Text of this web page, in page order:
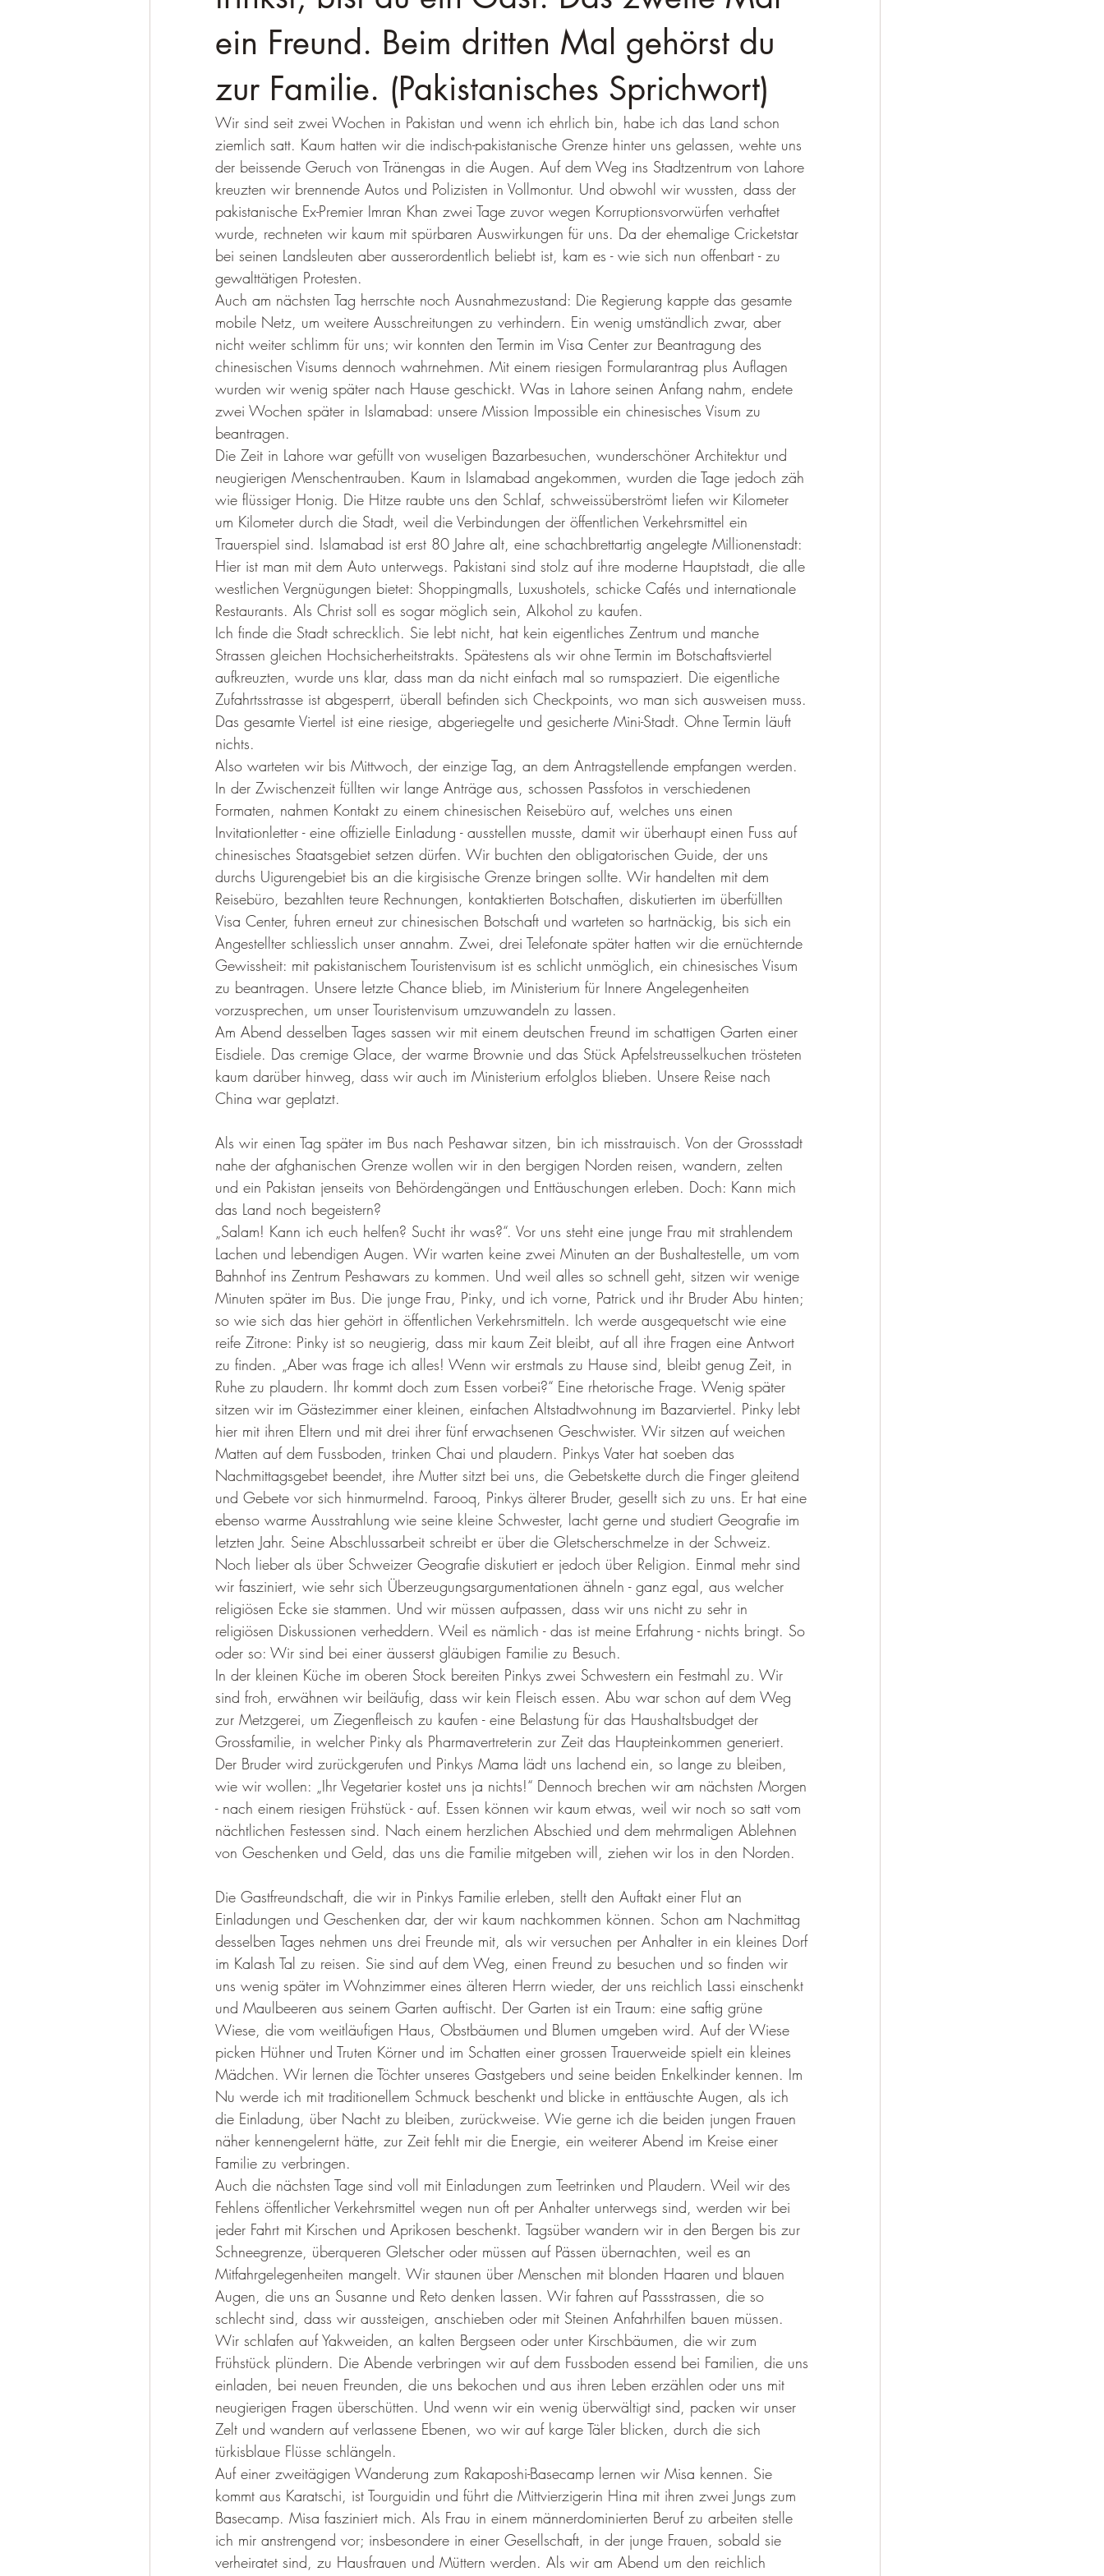
ein Freund. Beim dritten Mal gehörst du
zur Familie. (Pakistanisches Sprichwort)
Wir sind seit zwei Wochen in Pakistan und wenn ich ehrlich bin, habe ich das Land schon
ziemlich satt. Kaum hatten wir die indisch-pakistanische Grenze hinter uns gelassen, wehte uns
der beissende Geruch von Tränengas in die Augen. Auf dem Weg ins Stadtzentrum von Lahore
kreuzten wir brennende Autos und Polizisten in Vollmontur. Und obwohl wir wussten, dass der
pakistanische Ex-Premier Imran Khan zwei Tage zuvor wegen Korruptionsvorwürfen verhaftet
wurde, rechneten wir kaum mit spürbaren Auswirkungen für uns. Da der ehemalige Cricketstar
bei seinen Landsleuten aber ausserordentlich beliebt ist, kam es - wie sich nun offenbart - zu
gewalttätigen Protesten.
Auch am nächsten Tag herrschte noch Ausnahmezustand: Die Regierung kappte das gesamte
mobile Netz, um weitere Ausschreitungen zu verhindern. Ein wenig umständlich zwar, aber
nicht weiter schlimm für uns; wir konnten den Termin im Visa Center zur Beantragung des
chinesischen Visums dennoch wahrnehmen. Mit einem riesigen Formularantrag plus Auflagen
wurden wir wenig später nach Hause geschickt. Was in Lahore seinen Anfang nahm, endete
zwei Wochen später in Islamabad: unsere Mission Impossible ein chinesisches Visum zu
beantragen.
Die Zeit in Lahore war gefüllt von wuseligen Bazarbesuchen, wunderschöner Architektur und
neugierigen Menschentrauben. Kaum in Islamabad angekommen, wurden die Tage jedoch zäh
wie flüssiger Honig. Die Hitze raubte uns den Schlaf, schweissüberströmt liefen wir Kilometer
um Kilometer durch die Stadt, weil die Verbindungen der öffentlichen Verkehrsmittel ein
Trauerspiel sind. Islamabad ist erst 80 Jahre alt, eine schachbrettartig angelegte Millionenstadt:
Hier ist man mit dem Auto unterwegs. Pakistani sind stolz auf ihre moderne Hauptstadt, die alle
westlichen Vergnügungen bietet: Shoppingmalls, Luxushotels, schicke Cafés und internationale
Restaurants. Als Christ soll es sogar möglich sein, Alkohol zu kaufen.
Ich finde die Stadt schrecklich. Sie lebt nicht, hat kein eigentliches Zentrum und manche
Strassen gleichen Hochsicherheitstrakts. Spätestens als wir ohne Termin im Botschaftsviertel
aufkreuzten, wurde uns klar, dass man da nicht einfach mal so rumspaziert. Die eigentliche
Zufahrtsstrasse ist abgesperrt, überall befinden sich Checkpoints, wo man sich ausweisen muss.
Das gesamte Viertel ist eine riesige, abgeriegelte und gesicherte Mini-Stadt. Ohne Termin läuft
nichts.
Also warteten wir bis Mittwoch, der einzige Tag, an dem Antragstellende empfangen werden.
In der Zwischenzeit füllten wir lange Anträge aus, schossen Passfotos in verschiedenen
Formaten, nahmen Kontakt zu einem chinesischen Reisebüro auf, welches uns einen
Invitationletter - eine offizielle Einladung - ausstellen musste, damit wir überhaupt einen Fuss auf
chinesisches Staatsgebiet setzen dürfen. Wir buchten den obligatorischen Guide, der uns
durchs Uigurengebiet bis an die kirgisische Grenze bringen sollte. Wir handelten mit dem
Reisebüro, bezahlten teure Rechnungen, kontaktierten Botschaften, diskutierten im überfüllten
Visa Center, fuhren erneut zur chinesischen Botschaft und warteten so hartnäckig, bis sich ein
Angestellter schliesslich unser annahm. Zwei, drei Telefonate später hatten wir die ernüchternde
Gewissheit: mit pakistanischem Touristenvisum ist es schlicht unmöglich, ein chinesisches Visum
zu beantragen. Unsere letzte Chance blieb, im Ministerium für Innere Angelegenheiten
vorzusprechen, um unser Touristenvisum umzuwandeln zu lassen.
Am Abend desselben Tages sassen wir mit einem deutschen Freund im schattigen Garten einer
Eisdiele. Das cremige Glace, der warme Brownie und das Stück Apfelstreusselkuchen trösteten
kaum darüber hinweg, dass wir auch im Ministerium erfolglos blieben. Unsere Reise nach
China war geplatzt.
Als wir einen Tag später im Bus nach Peshawar sitzen, bin ich misstrauisch. Von der Grossstadt
nahe der afghanischen Grenze wollen wir in den bergigen Norden reisen, wandern, zelten
und ein Pakistan jenseits von Behördengängen und Enttäuschungen erleben. Doch: Kann mich
das Land noch begeistern?
„Salam! Kann ich euch helfen? Sucht ihr was?“. Vor uns steht eine junge Frau mit strahlendem
Lachen und lebendigen Augen. Wir warten keine zwei Minuten an der Bushaltestelle, um vom
Bahnhof ins Zentrum Peshawars zu kommen. Und weil alles so schnell geht, sitzen wir wenige
Minuten später im Bus. Die junge Frau, Pinky, und ich vorne, Patrick und ihr Bruder Abu hinten;
so wie sich das hier gehört in öffentlichen Verkehrsmitteln. Ich werde ausgequetscht wie eine
reife Zitrone: Pinky ist so neugierig, dass mir kaum Zeit bleibt, auf all ihre Fragen eine Antwort
zu finden. „Aber was frage ich alles! Wenn wir erstmals zu Hause sind, bleibt genug Zeit, in
Ruhe zu plaudern. Ihr kommt doch zum Essen vorbei?“ Eine rhetorische Frage. Wenig später
sitzen wir im Gästezimmer einer kleinen, einfachen Altstadtwohnung im Bazarviertel. Pinky lebt
hier mit ihren Eltern und mit drei ihrer fünf erwachsenen Geschwister. Wir sitzen auf weichen
Matten auf dem Fussboden, trinken Chai und plaudern. Pinkys Vater hat soeben das
Nachmittagsgebet beendet, ihre Mutter sitzt bei uns, die Gebetskette durch die Finger gleitend
und Gebete vor sich hinmurmelnd. Farooq, Pinkys älterer Bruder, gesellt sich zu uns. Er hat eine
ebenso warme Ausstrahlung wie seine kleine Schwester, lacht gerne und studiert Geografie im
letzten Jahr. Seine Abschlussarbeit schreibt er über die Gletscherschmelze in der Schweiz.
Noch lieber als über Schweizer Geografie diskutiert er jedoch über Religion. Einmal mehr sind
wir fasziniert, wie sehr sich Überzeugungsargumentationen ähneln - ganz egal, aus welcher
religiösen Ecke sie stammen. Und wir müssen aufpassen, dass wir uns nicht zu sehr in
religiösen Diskussionen verheddern. Weil es nämlich - das ist meine Erfahrung - nichts bringt. So
oder so: Wir sind bei einer äusserst gläubigen Familie zu Besuch.
In der kleinen Küche im oberen Stock bereiten Pinkys zwei Schwestern ein Festmahl zu. Wir
sind froh, erwähnen wir beiläufig, dass wir kein Fleisch essen. Abu war schon auf dem Weg
zur Metzgerei, um Ziegenfleisch zu kaufen - eine Belastung für das Haushaltsbudget der
Grossfamilie, in welcher Pinky als Pharmavertreterin zur Zeit das Haupteinkommen generiert.
Der Bruder wird zurückgerufen und Pinkys Mama lädt uns lachend ein, so lange zu bleiben,
wie wir wollen: „Ihr Vegetarier kostet uns ja nichts!“ Dennoch brechen wir am nächsten Morgen
- nach einem riesigen Frühstück - auf. Essen können wir kaum etwas, weil wir noch so satt vom
nächtlichen Festessen sind. Nach einem herzlichen Abschied und dem mehrmaligen Ablehnen
von Geschenken und Geld, das uns die Familie mitgeben will, ziehen wir los in den Norden.
Die Gastfreundschaft, die wir in Pinkys Familie erleben, stellt den Auftakt einer Flut an
Einladungen und Geschenken dar, der wir kaum nachkommen können. Schon am Nachmittag
desselben Tages nehmen uns drei Freunde mit, als wir versuchen per Anhalter in ein kleines Dorf
im Kalash Tal zu reisen. Sie sind auf dem Weg, einen Freund zu besuchen und so finden wir
uns wenig später im Wohnzimmer eines älteren Herrn wieder, der uns reichlich Lassi einschenkt
und Maulbeeren aus seinem Garten auftischt. Der Garten ist ein Traum: eine saftig grüne
Wiese, die vom weitläufigen Haus, Obstbäumen und Blumen umgeben wird. Auf der Wiese
picken Hühner und Truten Körner und im Schatten einer grossen Trauerweide spielt ein kleines
Mädchen. Wir lernen die Töchter unseres Gastgebers und seine beiden Enkelkinder kennen. Im
Nu werde ich mit traditionellem Schmuck beschenkt und blicke in enttäuschte Augen, als ich
die Einladung, über Nacht zu bleiben, zurückweise. Wie gerne ich die beiden jungen Frauen
näher kennengelernt hätte, zur Zeit fehlt mir die Energie, ein weiterer Abend im Kreise einer
Familie zu verbringen.
Auch die nächsten Tage sind voll mit Einladungen zum Teetrinken und Plaudern. Weil wir des
Fehlens öffentlicher Verkehrsmittel wegen nun oft per Anhalter unterwegs sind, werden wir bei
jeder Fahrt mit Kirschen und Aprikosen beschenkt. Tagsüber wandern wir in den Bergen bis zur
Schneegrenze, überqueren Gletscher oder müssen auf Pässen übernachten, weil es an
Mitfahrgelegenheiten mangelt. Wir staunen über Menschen mit blonden Haaren und blauen
Augen, die uns an Susanne und Reto denken lassen. Wir fahren auf Passstrassen, die so
schlecht sind, dass wir aussteigen, anschieben oder mit Steinen Anfahrhilfen bauen müssen.
Wir schlafen auf Yakweiden, an kalten Bergseen oder unter Kirschbäumen, die wir zum
Frühstück plündern. Die Abende verbringen wir auf dem Fussboden essend bei Familien, die uns
einladen, bei neuen Freunden, die uns bekochen und aus ihren Leben erzählen oder uns mit
neugierigen Fragen überschütten. Und wenn wir ein wenig überwältigt sind, packen wir unser
Zelt und wandern auf verlassene Ebenen, wo wir auf karge Täler blicken, durch die sich
türkisblaue Flüsse schlängeln.
Auf einer zweitägigen Wanderung zum Rakaposhi-Basecamp lernen wir Misa kennen. Sie
kommt aus Karatschi, ist Tourguidin und führt die Mittvierzigerin Hina mit ihren zwei Jungs zum
Basecamp. Misa fasziniert mich. Als Frau in einem männerdominierten Beruf zu arbeiten stelle
ich mir anstrengend vor; insbesondere in einer Gesellschaft, in der junge Frauen, sobald sie
verheiratet sind, zu Hausfrauen und Müttern werden. Als wir am Abend um den reichlich